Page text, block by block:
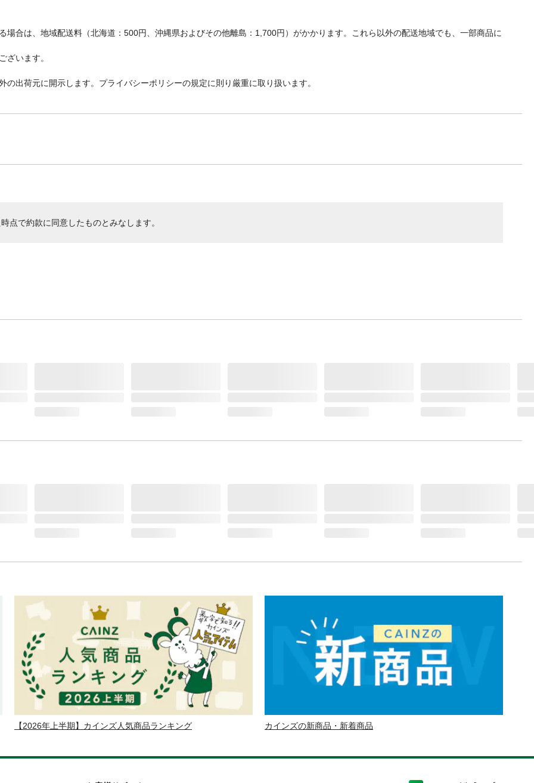
合は、地域配送料（北海道：500円、沖縄県およびその他離島：1,700円）がかかります。これら以外の配送地域でも、一部商品に
ざいます。
出荷元に開示します。プライバシーポリシーの規定に則り厳重に取り扱います。
点で約款に同意したものとみなします。
【2026年上半期】カインズ人気商品ランキング カインズの新商品・新着商品